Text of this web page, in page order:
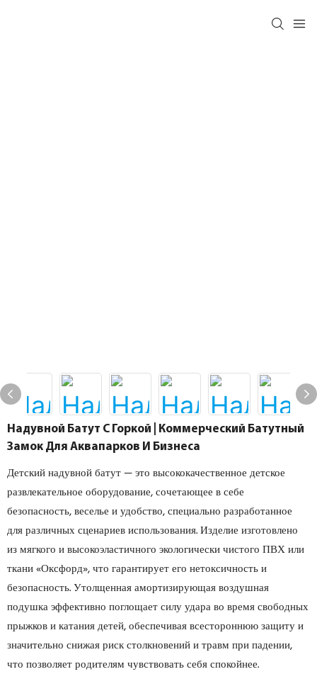
Надувной Батут С Горкой | Коммерческий Батутный
Замок Для Аквапарков И Бизнеса
Детский надувной батут — это высококачественное детское
развлекательное оборудование, сочетающее в себе
безопасность, веселье и удобство, специально разработанное
для различных сценариев использования. Изделие изготовлено
из мягкого и высокоэластичного экологически чистого ПВХ или
ткани «Оксфорд», что гарантирует его нетоксичность и
безопасность. Утолщенная амортизирующая воздушная
подушка эффективно поглощает силу удара во время свободных
прыжков и катания детей, обеспечивая всестороннюю защиту и
значительно снижая риск столкновений и травм при падении,
что позволяет родителям чувствовать себя спокойнее.